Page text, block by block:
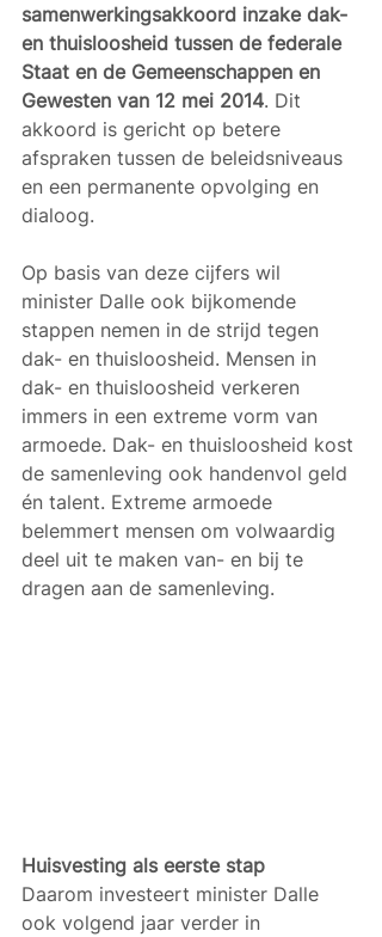
samenwerkingsakkoord inzake dak-
en thuisloosheid tussen de federale
Staat en de Gemeenschappen en
Gewesten van 12 mei 2014. Dit
akkoord is gericht op betere
afspraken tussen de beleidsniveaus
en een permanente opvolging en
dialoog.
Op basis van deze cijfers wil
minister Dalle ook bijkomende
stappen nemen in de strijd tegen
dak- en thuisloosheid. Mensen in
dak- en thuisloosheid verkeren
immers in een extreme vorm van
armoede. Dak- en thuisloosheid kost
de samenleving ook handenvol geld
én talent. Extreme armoede
belemmert mensen om volwaardig
deel uit te maken van- en bij te
dragen aan de samenleving.
Huisvesting als eerste stap
Daarom investeert minister Dalle
ook volgend jaar verder in